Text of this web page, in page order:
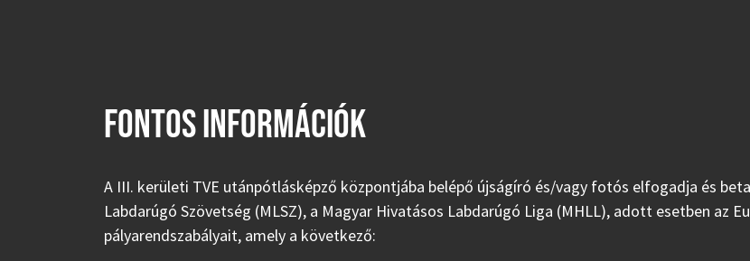
FONTOS INFORMÁCIÓK
A III. kerületi TVE utánpótlásképző központjába belépő újságíró és/vagy fotós elfogadja és
Labdarúgó Szövetség (MLSZ), a Magyar Hivatásos Labdarúgó Liga (MHLL), adott esetben az
pályarendszabályait, amely a következő: